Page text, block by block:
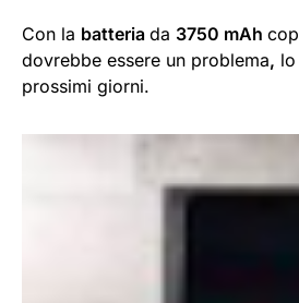
Con la batteria da 3750 mAh
dovrebbe essere un problema,
prossimi giorni.